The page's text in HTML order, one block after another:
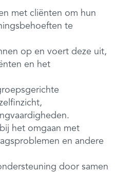
met cliënten om hun
te
op en voert deze uit,
en het
het omgaan met
en andere
door samen